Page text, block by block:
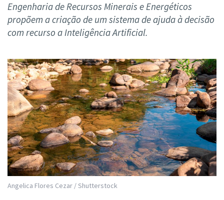
Engenharia de Recursos Minerais e Energéticos
propõem a criação de um sistema de ajuda à decisão
com recurso a Inteligência Artificial.
Angelica Flores Cezar / Shutterstock